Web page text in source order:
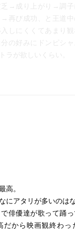
乏→成り上がり→調
→再び成功、と王道
しにくくてあまり観
の好みにドンピシ
ラが欲しいくらい。
高。
にアタリが多いのは
俳優達が歌って踊
だから映画観終わっ